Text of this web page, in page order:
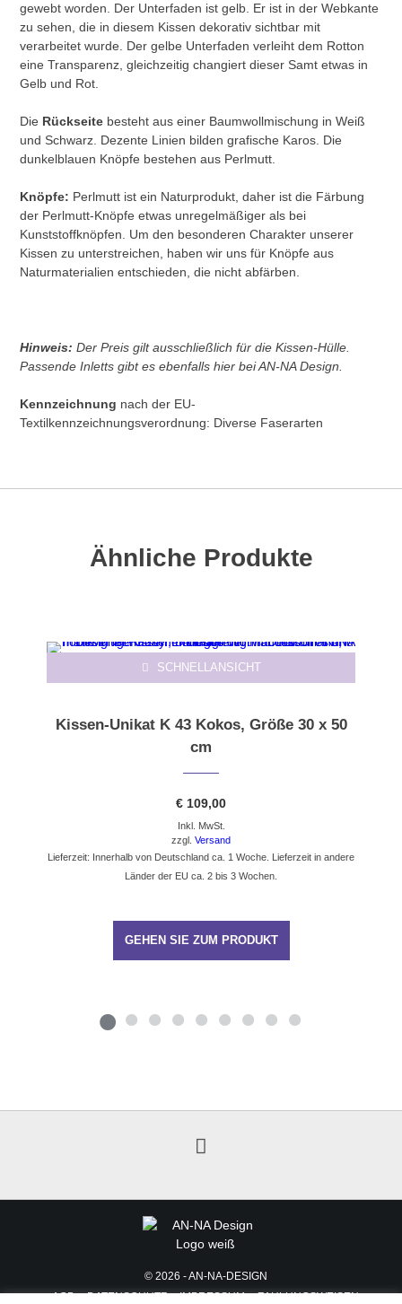
gewebt worden. Der Unterfaden ist gelb. Er ist in der Webkante
zu sehen, die in diesem Kissen dekorativ sichtbar mit
verarbeitet wurde. Der gelbe Unterfaden verleiht dem Rotton
eine Transparenz, gleichzeitig changiert dieser Samt etwas in
Gelb und Rot.
Die Rückseite besteht aus einer Baumwollmischung in Weiß
und Schwarz. Dezente Linien bilden grafische Karos. Die
dunkelblauen Knöpfe bestehen aus Perlmutt.
Knöpfe: Perlmutt ist ein Naturprodukt, daher ist die Färbung
der Perlmutt-Knöpfe etwas unregelmäßiger als bei
Kunststoffknöpfen. Um den besonderen Charakter unserer
Kissen zu unterstreichen, haben wir uns für Knöpfe aus
Naturmaterialien entschieden, die nicht abfärben.
Hinweis: Der Preis gilt ausschließlich für die Kissen-Hülle.
Passende Inletts gibt es ebenfalls hier bei AN-NA Design.
Kennzeichnung nach der EU-
Textilkennzeichnungsverordnung: Diverse Faserarten
Ähnliche Produkte
SCHNELLANSICHT
Kissen-Unikat K 43 Kokos, Größe 30 x 50
cm
€ 109,00
Inkl. MwSt.
zzgl.Versand
Lieferzeit: Innerhalb von Deutschland ca. 1 Woche. Lieferzeit in andere
Länder der EU ca. 2 bis 3 Wochen.
GEHEN SIE ZUM PRODUKT
© 2026 - AN-NA-DESIGN
AGB
DATENSCHUTZ IMPRESSUM ZAHLUNGSWEISEN